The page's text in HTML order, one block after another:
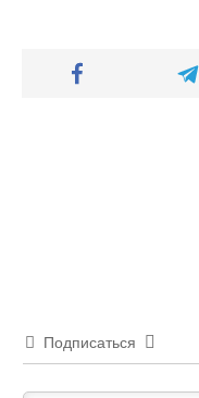
Подписаться